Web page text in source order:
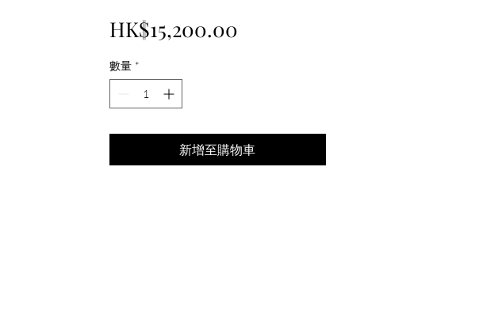
HK$15,200.00價
數量 *
新增至購物車